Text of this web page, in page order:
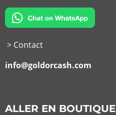
> Contact
info@goldorcash.com
ALLER EN BOUTIQUE